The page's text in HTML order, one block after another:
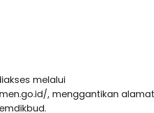
melalui
, menggantikan alamat